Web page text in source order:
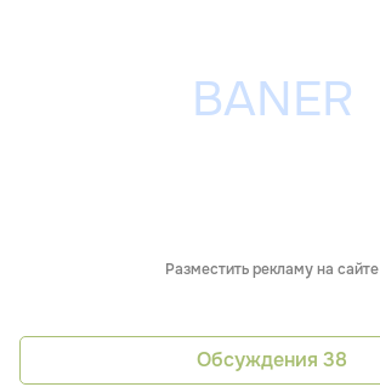
Разместить рекламу на сайте
Обсуждения 38